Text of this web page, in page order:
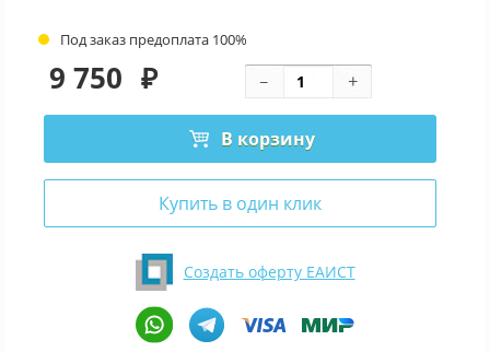
Под заказ предоплата 100%
9 750 ₽
В корзину
Купить в один клик
Создать оферту ЕАИСТ